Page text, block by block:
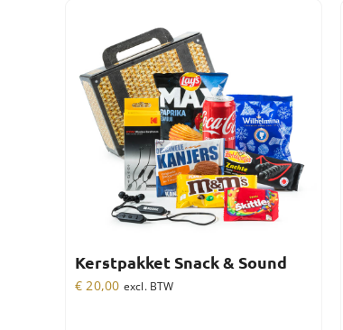
Kerstpakket Snack & Sound
€ 20,00 excl. BTW